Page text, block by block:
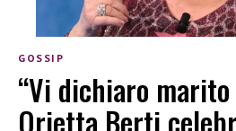
GOSSIP
“Vi dichiaro
Orietta Berti